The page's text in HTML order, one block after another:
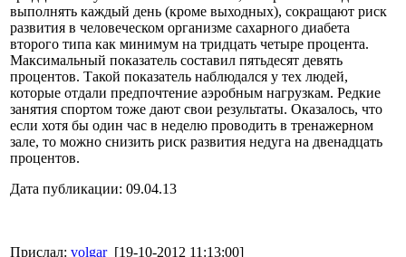
выполнять каждый день (кроме выходных), сокращают риск
развития в человеческом организме сахарного диабета
второго типа как минимум на тридцать четыре процента.
Максимальный показатель составил пятьдесят девять
процентов. Такой показатель наблюдался у тех людей,
которые отдали предпочтение аэробным нагрузкам. Редкие
занятия спортом тоже дают свои результаты. Оказалось, что
если хотя бы один час в неделю проводить в тренажерном
зале, то можно снизить риск развития недуга на двенадцать
процентов.
Дата публикации: 09.04.13
Прислал: volgar [19-10-2012 11:13:00]